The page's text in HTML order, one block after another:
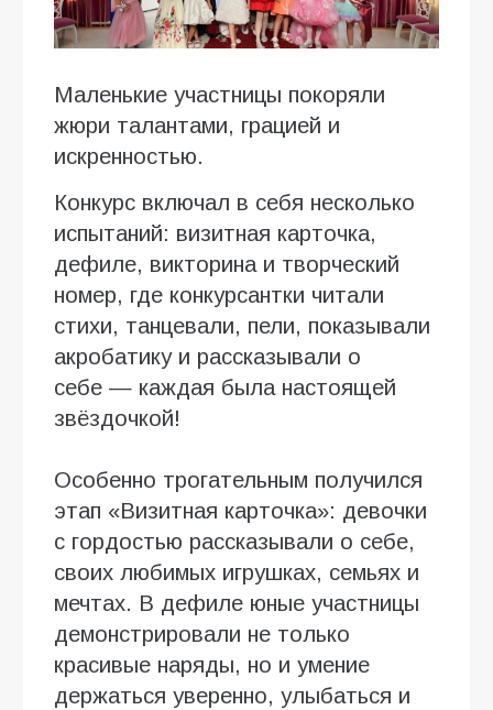
Маленькие участницы покоряли
жюри талантами, грацией и
искренностью.
Конкурс включал в себя несколько
испытаний: визитная карточка,
дефиле, викторина и творческий
номер, где конкурсантки читали
стихи, танцевали, пели, показывали
акробатику и рассказывали о
себе — каждая была настоящей
звёздочкой!
Особенно трогательным получился
этап «Визитная карточка»: девочки
с гордостью рассказывали о себе,
своих любимых игрушках, семьях и
мечтах. В дефиле юные участницы
демонстрировали не только
красивые наряды, но и умение
держаться уверенно, улыбаться и